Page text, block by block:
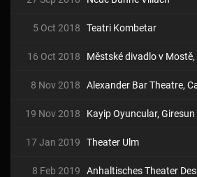
5 Oct 2018 Teatri Kombetar
16 Oct 2018 Městské divadlo v
8 Nov 2018 Alexander Bar Theatre,
19 Nov 2018 Kayip Oyuncular, Giresun
17 Jan 2019 Theater Ulm
8 Feb 2019 Anhaltisches Theater